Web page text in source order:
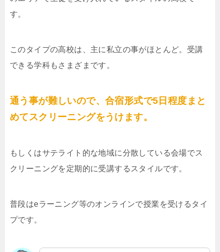
す。
このタイプの高校は、主に私立の事がほとんど。受講
できる学科もさまざまです。
通う事が難しいので、合宿形式で5日程度まと
めてスクリーニングをうけます。
もしくはサテライト的な地域に分散している会場でス
クリーニングを定期的に受講するスタイルです。
普段はeラーニング等のオンラインで授業を受けるタイ
プです。